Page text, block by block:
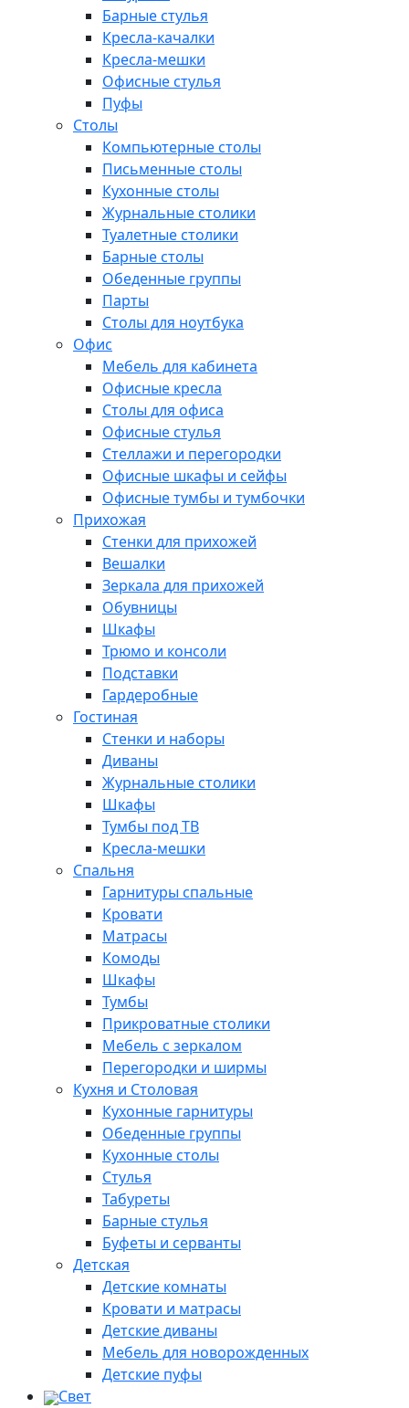
Барные стулья
Кресла-качалки
Кресла-мешки
Офисные стулья
Пуфы
Столы
Компьютерные столы
Письменные столы
Кухонные столы
Журнальные столики
Туалетные столики
Барные столы
Обеденные группы
Парты
Столы для ноутбука
Офис
Мебель для кабинета
Офисные кресла
Столы для офиса
Офисные стулья
Стеллажи и перегородки
Офисные шкафы и сейфы
Офисные тумбы и тумбочки
Прихожая
Стенки для прихожей
Вешалки
Зеркала для прихожей
Обувницы
Шкафы
Трюмо и консоли
Подставки
Гардеробные
Гостиная
Стенки и наборы
Диваны
Журнальные столики
Шкафы
Тумбы под ТВ
Кресла-мешки
Спальня
Гарнитуры спальные
Кровати
Матрасы
Комоды
Шкафы
Тумбы
Прикроватные столики
Мебель с зеркалом
Перегородки и ширмы
Кухня и Столовая
Кухонные гарнитуры
Обеденные группы
Кухонные столы
Стулья
Табуреты
Барные стулья
Буфеты и серванты
Детская
Детские комнаты
Кровати и матрасы
Детские диваны
Мебель для новорожденных
Детские пуфы
Свет